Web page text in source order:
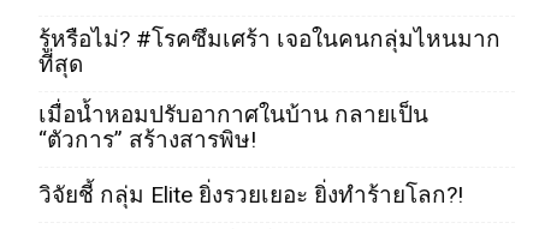
รู้หรือไม่? #โรคซึมเศร้า เจอในคนกลุ่มไหนมาก
ที่สุด
เมื่อน้ำหอมปรับอากาศในบ้าน กลายเป็น
“ตัวการ” สร้างสารพิษ!
วิจัยชี้ กลุ่ม Elite ยิ่งรวยเยอะ ยิ่งทำร้ายโลก?!